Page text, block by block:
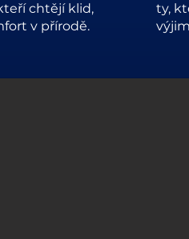
chtějí klid,
v přírodě.
ty,